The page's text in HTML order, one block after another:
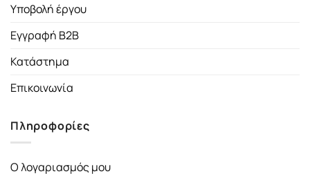
Υποβολή έργου
Εγγραφή B2B
Κατάστημα
Επικοινωνία
Πληροφορίες
Ο λογαριασμός μου